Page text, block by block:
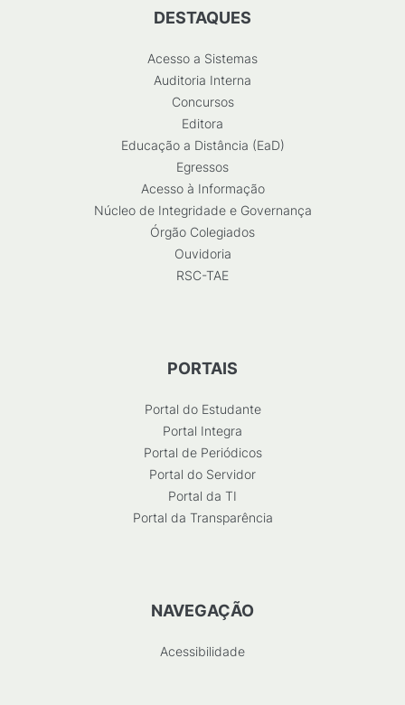
DESTAQUES
Acesso a Sistemas
Auditoria Interna
Concursos
Editora
Educação a Distância (EaD)
Egressos
Acesso à Informação
Núcleo de Integridade e Governança
Órgão Colegiados
Ouvidoria
RSC-TAE
PORTAIS
Portal do Estudante
Portal Integra
Portal de Periódicos
Portal do Servidor
Portal da TI
Portal da Transparência
NAVEGAÇÃO
Acessibilidade